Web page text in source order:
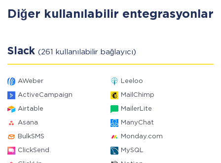
Diğer kullanılabilir entegrasyonlar
Slack (261 kullanılabilir bağlayıcı)
AWeber Leeloo
ActiveCampaign MailChimp
Airtable MailerLite
Asana ManyChat
BulkSMS Monday.com
ClickSend MySQL